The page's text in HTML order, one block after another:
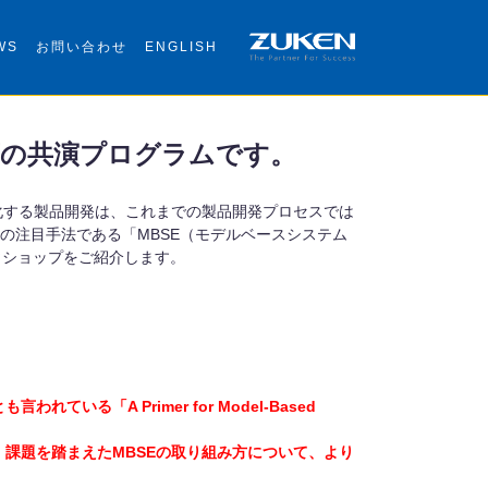
お問い合わせ ENGLISH
共演プログラムです。
る製品開発は、これまでの製品開発プロセスでは
注目手法である「MBSE（モデルベースシステム
ョップをご紹介します。
も言われている「A Primer for Model-Based
課題を踏まえたMBSEの取り組み方について、より